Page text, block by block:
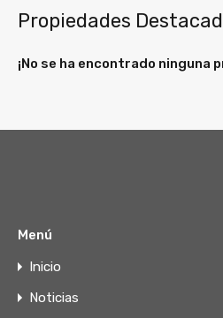
Propiedades
¡No se ha encontrado ninguna
Menú
Inicio
Noticias